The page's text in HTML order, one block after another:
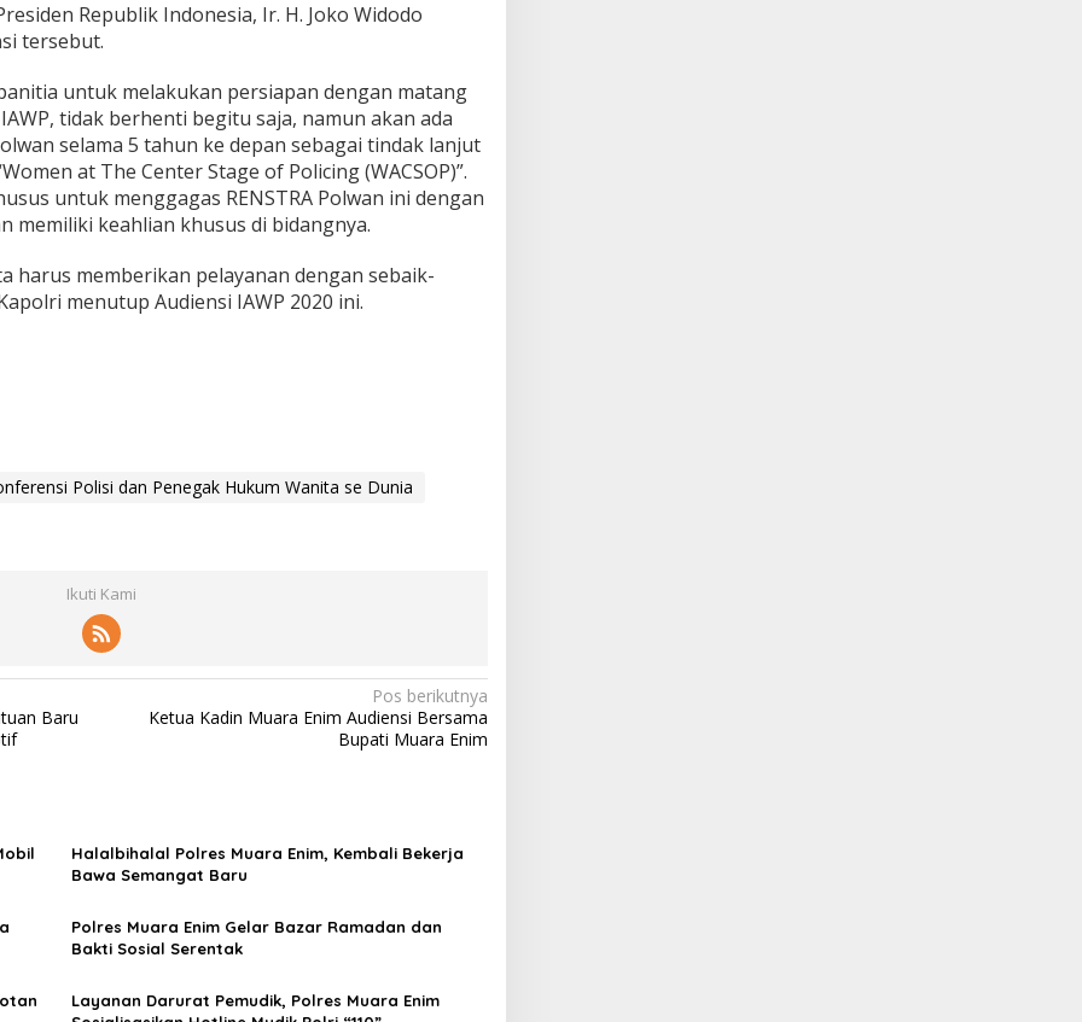
Republik Indonesia, Ir. H. Joko Widodo
tersebut.
untuk melakukan persiapan dengan matang
tidak berhenti begitu saja, namun akan ada
selama 5 tahun ke depan sebagai tindak lanjut
at The Center Stage of Policing (WACSOP)”.
untuk menggagas RENSTRA Polwan ini dengan
memiliki keahlian khusus di bidangnya.
harus memberikan pelayanan dengan sebaik-
menutup Audiensi IAWP 2020 ini.
Polisi dan Penegak Hukum Wanita se Dunia
Ikuti Kami
Baru
Pos berikutnya
Ketua Kadin Muara Enim Audiensi Bersama
Bupati Muara Enim
Halalbihalal Polres Muara Enim, Kembali Bekerja
Bawa Semangat Baru
Polres Muara Enim Gelar Bazar Ramadan dan
Bakti Sosial Serentak
Layanan Darurat Pemudik, Polres Muara Enim